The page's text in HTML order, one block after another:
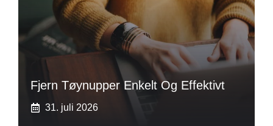
Fjern Tøynupper Enkelt Og Effektivt
31. juli 2026